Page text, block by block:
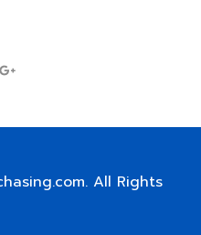
. All Rights